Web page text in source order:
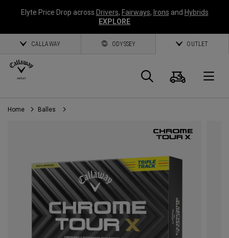
Elyte Price Drop across Drivers, Fairways, Irons and Hybrids
EXPLORE
CALLAWAY ODYSSEY OUTLET
Panier
Home Balles